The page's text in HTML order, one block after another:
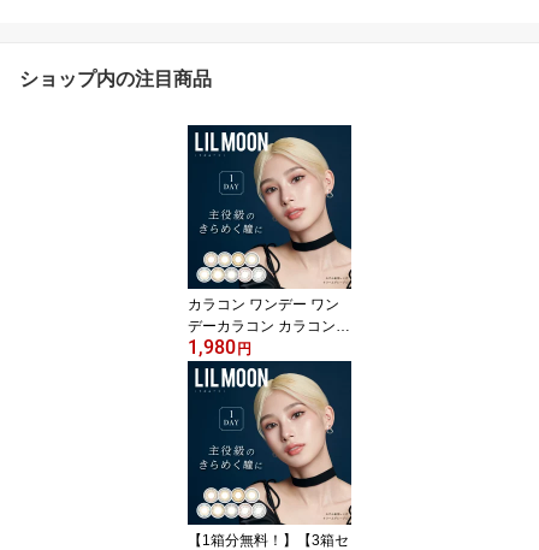
ショップ内の注目商品
カラコン ワンデー ワン
デーカラコン カラコン1
day 韓国カラコン カラー
コンタクトレンズ LILMO
ON リルムーン 14.2mm
14.4mm 度なし 度あり 1
day 10枚 1日使い捨て カ
ラーコンタクト 送料無料
高発色 フチなし
1,980円
【1箱分無料！】【3箱セ